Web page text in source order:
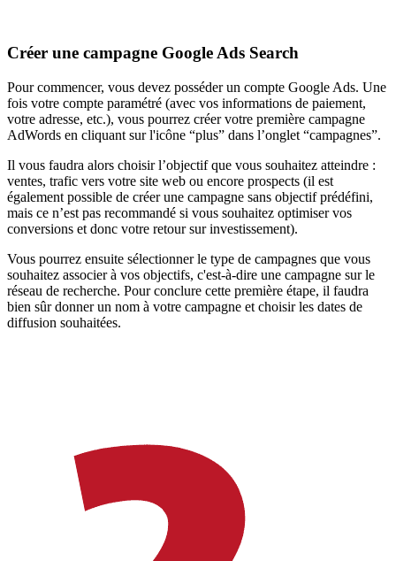
Créer une campagne Google Ads Search
Pour commencer, vous devez posséder un compte Google Ads. Une
fois votre compte paramétré (avec vos informations de paiement,
votre adresse, etc.), vous pourrez créer votre première campagne
AdWords en cliquant sur l'icône “plus” dans l’onglet “campagnes”.
Il vous faudra alors choisir l’objectif que vous souhaitez atteindre :
ventes, trafic vers votre site web ou encore prospects (il est
également possible de créer une campagne sans objectif prédéfini,
mais ce n’est pas recommandé si vous souhaitez optimiser vos
conversions et donc votre retour sur investissement).
Vous pourrez ensuite sélectionner le type de campagnes que vous
souhaitez associer à vos objectifs, c'est-à-dire une campagne sur le
réseau de recherche. Pour conclure cette première étape, il faudra
bien sûr donner un nom à votre campagne et choisir les dates de
diffusion souhaitées.